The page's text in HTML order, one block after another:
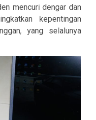
mencuri dengar dan
kepentingan
yang selalunya